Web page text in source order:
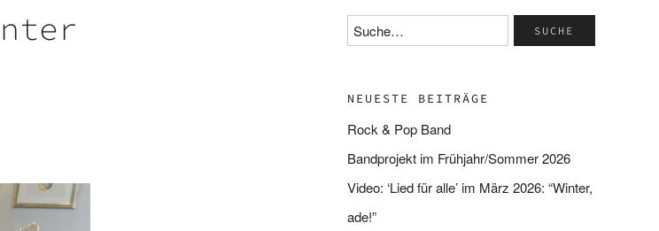
NEUESTE BEITRÄGE
Rock & Pop Band
Bandprojekt im Frühjahr/Sommer 2026
Video: ‘Lied für alle’ im März 2026: “Winter,
ade!”